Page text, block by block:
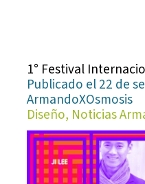
1° Festival
Publicado el 22 de
ArmandoXOsmosis
Diseño, Noticias